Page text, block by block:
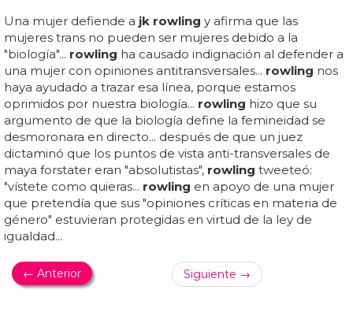
Una mujer defiende a jk rowling y afirma que las
mujeres trans no pueden ser mujeres debido a la
"biología"... rowling ha causado indignación al defender a
una mujer con opiniones antitransversales... rowling nos
haya ayudado a trazar esa línea, porque estamos
oprimidos por nuestra biología... rowling hizo que su
argumento de que la biología define la femineidad se
desmoronara en directo... después de que un juez
dictaminó que los puntos de vista anti-transversales de
maya forstater eran "absolutistas", rowling tweeteó:
"vístete como quieras... rowling en apoyo de una mujer
que pretendía que sus "opiniones críticas en materia de
género" estuvieran protegidas en virtud de la ley de
igualdad...
← Anterior Siguiente →